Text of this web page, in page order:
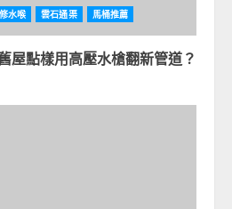
水喉 雲石通渠 馬桶推薦
屋點樣用高壓水槍翻新管道？